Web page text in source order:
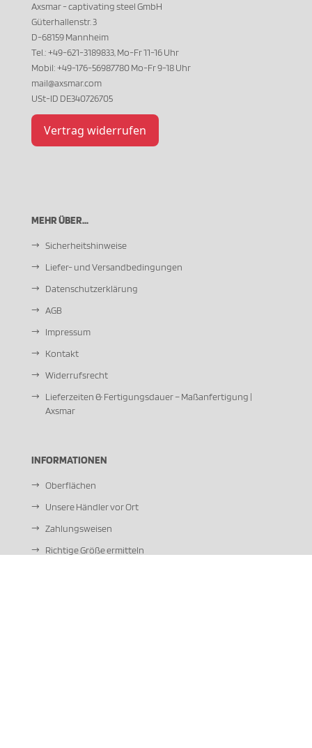
Axsmar - captivating steel GmbH
Güterhallenstr. 3
D-68159 Mannheim
Tel.: +49-621-3189833, Mo-Fr 11-16 Uhr
Mobil: +49-176-56987780 Mo-Fr 9-18 Uhr
mail@axsmar.com
USt-ID DE340726705
Vertrag widerrufen
MEHR ÜBER...
Sicherheitshinweise
Liefer- und Versandbedingungen
Datenschutzerklärung
AGB
Impressum
Kontakt
Widerrufsrecht
Lieferzeiten & Fertigungsdauer – Maßanfertigung |
Axsmar
INFORMATIONEN
Oberflächen
Unsere Händler vor Ort
Zahlungsweisen
Richtige Größe ermitteln